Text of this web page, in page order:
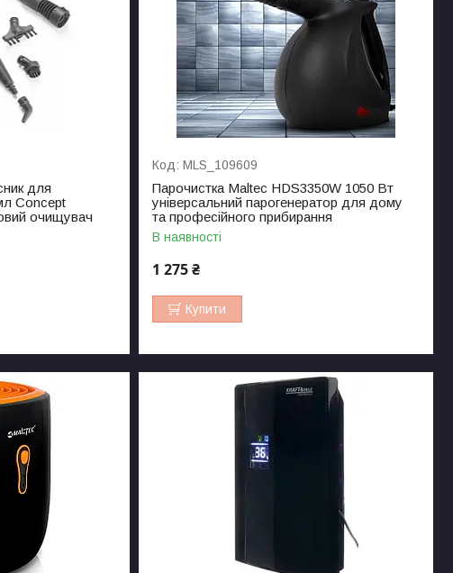
для
Concept
очищувач
MLS_109609
Парочистка Maltec HDS3350W 1050 Вт
універсальний парогенератор для дому
та професійного прибирання
В наявності
1 275 ₴
Купити